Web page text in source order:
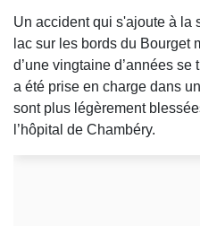
Un accident qui s'ajoute à la
lac sur les bords du Bourget
d’une vingtaine d’années
a été prise en charge dans
sont plus légèrement
l’hôpital de Chambéry.